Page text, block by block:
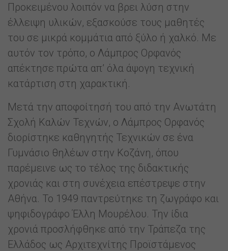
Προκειμένου λοιπόν να βρει λύση στην
έλλειψη υλικών, εξασκούσε τους μαθητές
του σε μικρά κομμάτια από ξύλο ή χαλκό. Με
αυτόν τον τρόπο, ο Λάμπρος Ορφανός
απέκτησε πρώτα απ’ όλα άψογη τεχνική
κατάρτιση στη χαρακτική.
Μετά την αποφοίτησή του από την Ανωτάτη
Σχολή Καλών Τεχνών, ο Λάμπρος Ορφανός
διορίστηκε καθηγητής Τεχνικών σε ένα
Γυμνάσιο θηλέων στην Κοζάνη, όπου
παρέμεινε ως το τέλος της διδακτικής
χρονιάς και στη συνέχεια επέστρεψε στην
Αθήνα. Το 1949 παντρεύτηκε τη ζωγράφο και
ψηφιδογράφο Έλλη Μουρέλου. Την ίδια
χρονιά προσλήφθηκε από την Τράπεζα της
Ελλάδος ως Αρχιτεχνίτης Προϊστάμενος